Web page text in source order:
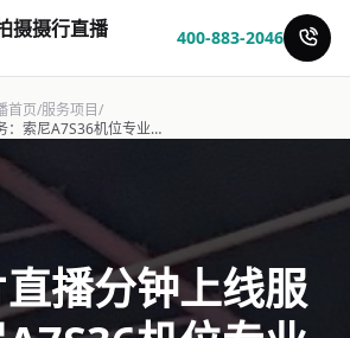
摄摄行直播 400-883-2046
首页/服务项目/
大同照片直播分钟上线服务：索尼A7S36机位专业团队-摄行直播
播分钟上线服